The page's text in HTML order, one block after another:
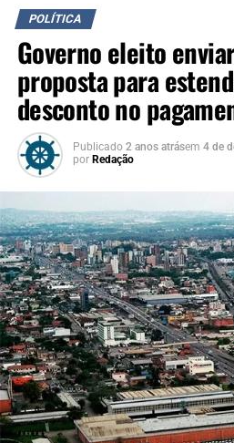
POLÍTICA
Governo eleito
proposta para
desconto no
Publicado 2 anos atrásem 4 de
por Redação